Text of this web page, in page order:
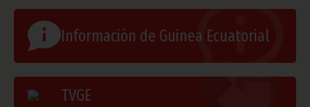
Información de Guinea Ecuatorial
TVGE